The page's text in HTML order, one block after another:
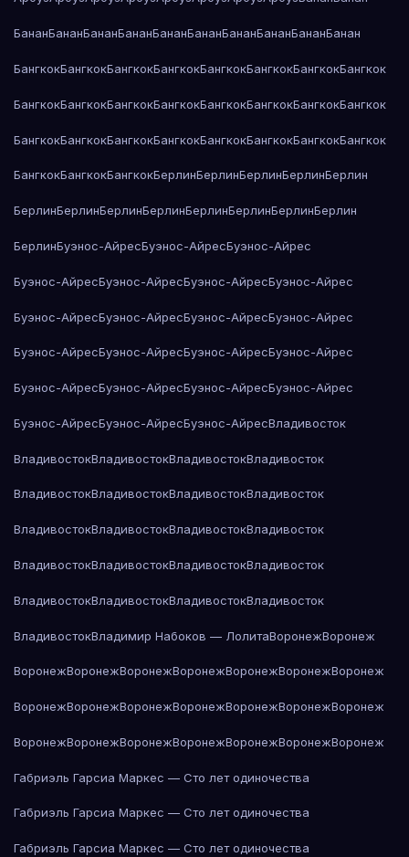
БананБананБананБананБананБананБананБананБананБанан
БангкокБангкокБангкокБангкокБангкокБангкокБангкокБангкок
БангкокБангкокБангкокБангкокБангкокБангкокБангкокБангкок
БангкокБангкокБангкокБангкокБангкокБангкокБангкокБангкок
БангкокБангкокБангкокБерлинБерлинБерлинБерлинБерлин
БерлинБерлинБерлинБерлинБерлинБерлинБерлинБерлин
БерлинБуэнос-АйресБуэнос-АйресБуэнос-Айрес
Буэнос-АйресБуэнос-АйресБуэнос-АйресБуэнос-Айрес
Буэнос-АйресБуэнос-АйресБуэнос-АйресБуэнос-Айрес
Буэнос-АйресБуэнос-АйресБуэнос-АйресБуэнос-Айрес
Буэнос-АйресБуэнос-АйресБуэнос-АйресБуэнос-Айрес
Буэнос-АйресБуэнос-АйресБуэнос-АйресВладивосток
ВладивостокВладивостокВладивостокВладивосток
ВладивостокВладивостокВладивостокВладивосток
ВладивостокВладивостокВладивостокВладивосток
ВладивостокВладивостокВладивостокВладивосток
ВладивостокВладивостокВладивостокВладивосток
ВладивостокВладимир Набоков — ЛолитаВоронежВоронеж
ВоронежВоронежВоронежВоронежВоронежВоронежВоронеж
ВоронежВоронежВоронежВоронежВоронежВоронежВоронеж
ВоронежВоронежВоронежВоронежВоронежВоронежВоронеж
Габриэль Гарсиа Маркес — Сто лет одиночества
Габриэль Гарсиа Маркес — Сто лет одиночества
Габриэль Гарсиа Маркес — Сто лет одиночества